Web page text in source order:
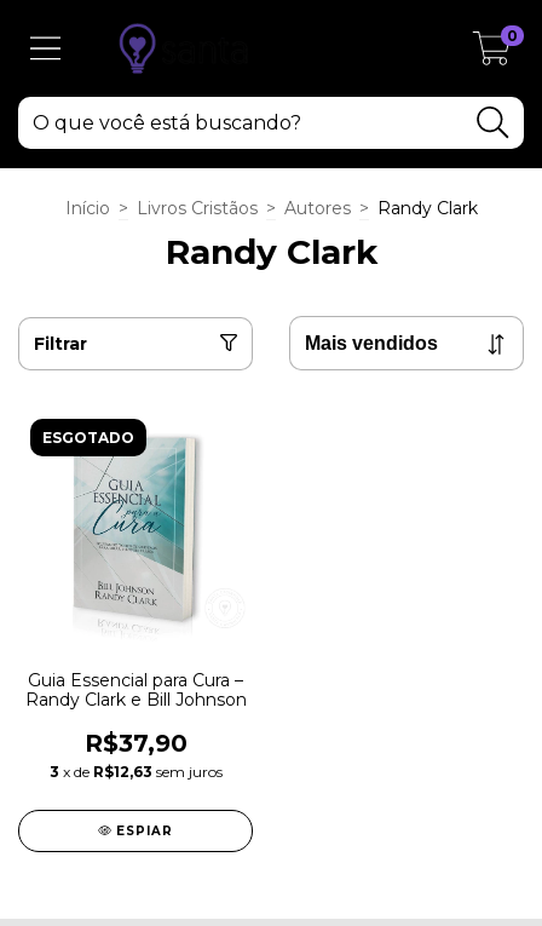
0
Início > Livros Cristãos > Autores > Randy Clark
Randy Clark
Filtrar
ESGOTADO
Guia Essencial para Cura –
Randy Clark e Bill Johnson
R$37,90
3 x de R$12,63 sem juros
ESPIAR